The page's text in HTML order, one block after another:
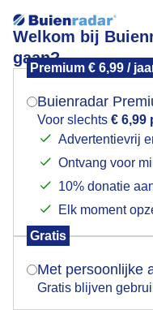
Welkom bij
gaan?
Premium € 6,99 /
Buienradar
Voor slechts € 6,99
Advertentievrij
Ontvang voor
10% donatie
Elk moment
Gratis
Met persoonlijke
Gratis blijven
Heerlijk op het terras
Mogen we je
Indien je hier nog
verschijnt er zo
Is